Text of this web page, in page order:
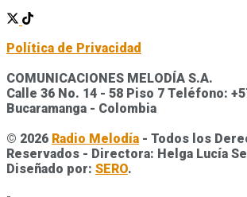
Política de Privacidad
COMUNICACIONES MELODÍA S.A.
Calle 36 No. 14 - 58 Piso 7 Teléfono:
Bucaramanga - Colombia
© 2026 Radio Melodía - Todos los
Reservados - Directora: Helga Lucía
Diseñado por: SERO.